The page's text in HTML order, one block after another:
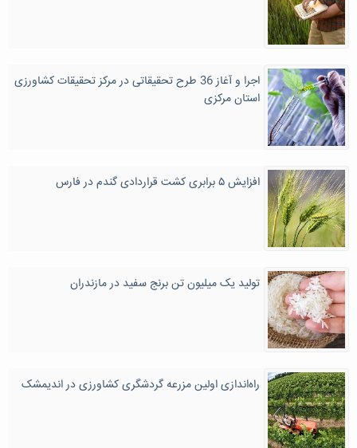
اجرا و آغاز 36 طرح تحقیقاتی در مرکز تحقیقات کشاورزی
استان مرکزی
افزایش ۵ برابری کشت قراردادی گندم در فارس
تولید یک میلیون تن برنج سفید در مازندران
راه‌اندازی اولین مزرعه گردشگری کشاورزی در اندیمشک